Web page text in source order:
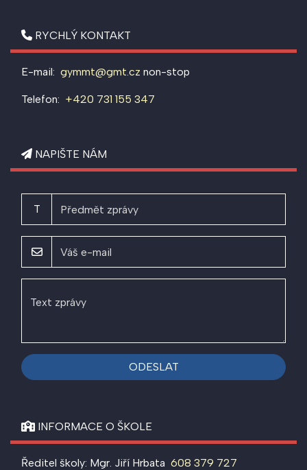
RYCHLÝ KONTAKT
E-mail: gymmt@gmt.cz non-stop
Telefon: +420 731 155 347
NAPIŠTE NÁM
T
ODESLAT
INFORMACE O ŠKOLE
Ředitel školy: Mgr. Jiří Hrbata 608 379 727